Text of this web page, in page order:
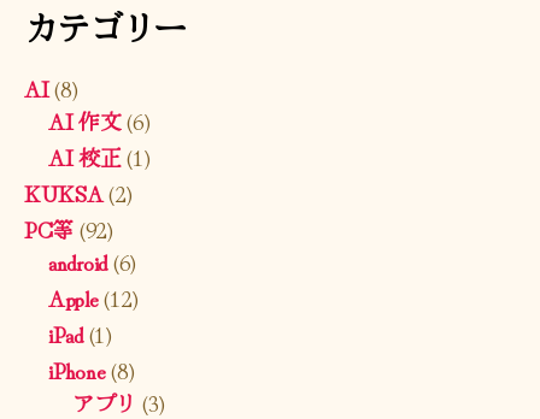
カテゴリー
AI(8)
AI 作文(6)
AI 校正(1)
KUKSA(2)
PC等(92)
android(6)
Apple(12)
iPad(1)
iPhone(8)
アプリ (3)